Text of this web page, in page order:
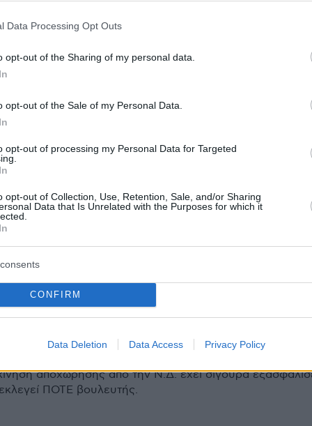
Data Processing Opt Outs
opt-out of the Sharing of my personal data.
opt-out of the Sale of my Personal Data.
opt-out of processing my Personal Data for Targeted
opt-out of Collection, Use, Retention, Sale, and/or Sharing
Data that Is Unrelated with the Purposes for which it
CONFIRM
Data Deletion Data Access Privacy Policy
33χρονος παρενοχλούσε και άλλα κορίτσια»
Fi 7 και πώς αλλάζει την εμπειρία μας στο
στοProtothema.gr
(89)
εκ μέρους του κυρίου Καραγκούνη, ο οποίος
αποχώρησης από την Ν.Δ. έχει σίγουρα
ΠΟΤΕ βουλευτής.